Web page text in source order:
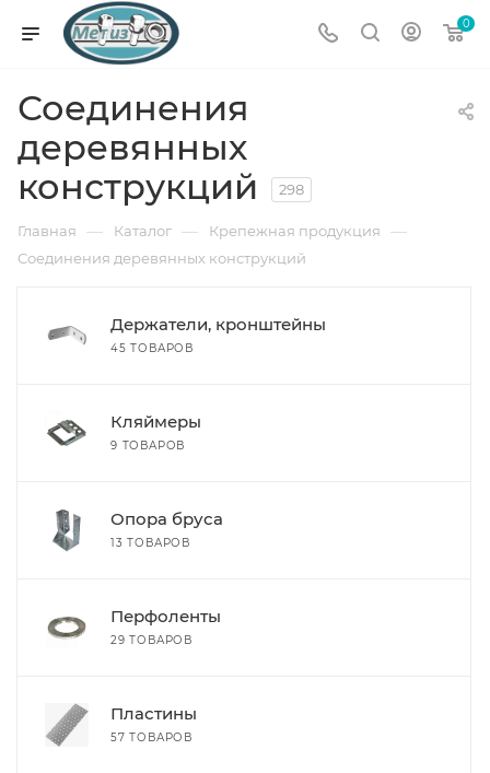
0
Соединения
деревянных
конструкций
298
Главная — Каталог — Крепежная продукция —
Соединения деревянных конструкций
Держатели, кронштейны
45 ТОВАРОВ
Кляймеры
9 ТОВАРОВ
Опора бруса
13 ТОВАРОВ
Перфоленты
29 ТОВАРОВ
Пластины
57 ТОВАРОВ